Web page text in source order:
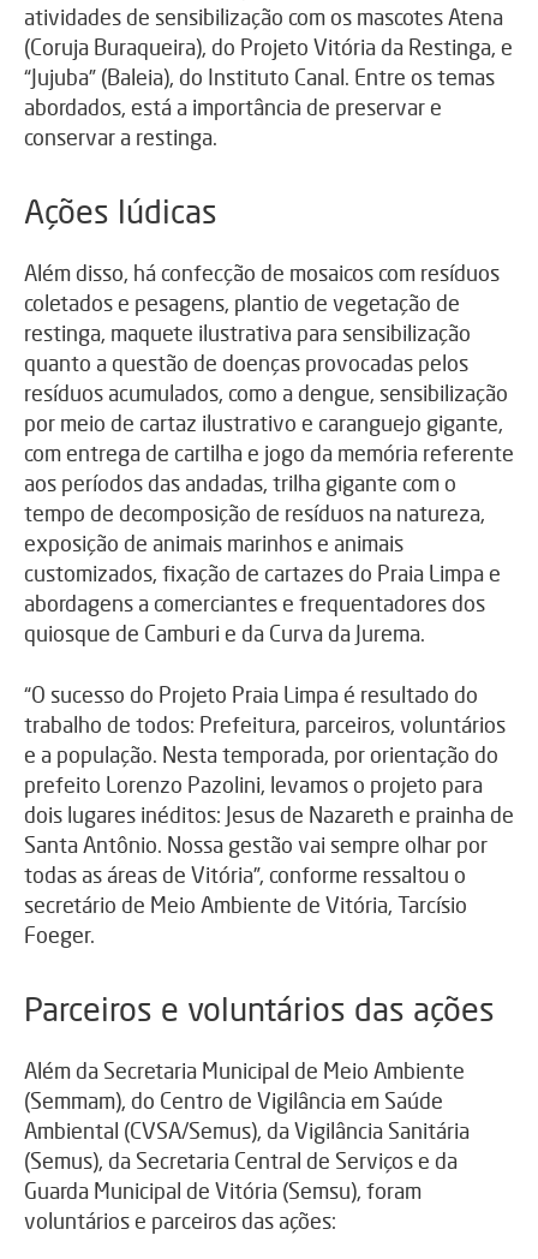
atividades de sensibilização com os mascotes Atena
(Coruja Buraqueira), do Projeto Vitória da Restinga, e
“Jujuba” (Baleia), do Instituto Canal. Entre os temas
abordados, está a importância de preservar e
conservar a restinga.
Ações lúdicas
Além disso, há confecção de mosaicos com resíduos
coletados e pesagens, plantio de vegetação de
restinga, maquete ilustrativa para sensibilização
quanto a questão de doenças provocadas pelos
resíduos acumulados, como a dengue, sensibilização
por meio de cartaz ilustrativo e caranguejo gigante,
com entrega de cartilha e jogo da memória referente
aos períodos das andadas, trilha gigante com o
tempo de decomposição de resíduos na natureza,
exposição de animais marinhos e animais
customizados, fixação de cartazes do Praia Limpa e
abordagens a comerciantes e frequentadores dos
quiosque de Camburi e da Curva da Jurema.
“O sucesso do Projeto Praia Limpa é resultado do
trabalho de todos: Prefeitura, parceiros, voluntários
e a população. Nesta temporada, por orientação do
prefeito Lorenzo Pazolini, levamos o projeto para
dois lugares inéditos: Jesus de Nazareth e prainha de
Santa Antônio. Nossa gestão vai sempre olhar por
todas as áreas de Vitória”, conforme ressaltou o
secretário de Meio Ambiente de Vitória, Tarcísio
Foeger.
Parceiros e voluntários das ações
Além da Secretaria Municipal de Meio Ambiente
(Semmam), do Centro de Vigilância em Saúde
Ambiental (CVSA/Semus), da Vigilância Sanitária
(Semus), da Secretaria Central de Serviços e da
Guarda Municipal de Vitória (Semsu), foram
voluntários e parceiros das ações: